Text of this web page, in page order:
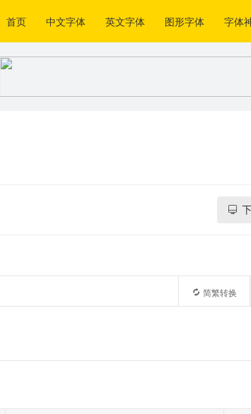
首页 中文字体 英文字体 图形字体 字体
简繁转换